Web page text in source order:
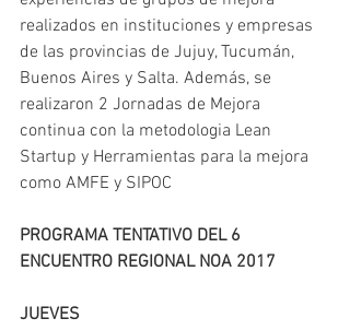
realizados en instituciones y empresas
de las provincias de Jujuy, Tucumán,
Buenos Aires y Salta. Además, se
realizaron 2 Jornadas de Mejora
continua con la metodologia Lean
Startup y Herramientas para la mejora
como AMFE y SIPOC
PROGRAMA TENTATIVO DEL 6
ENCUENTRO REGIONAL NOA 2017
JUEVES